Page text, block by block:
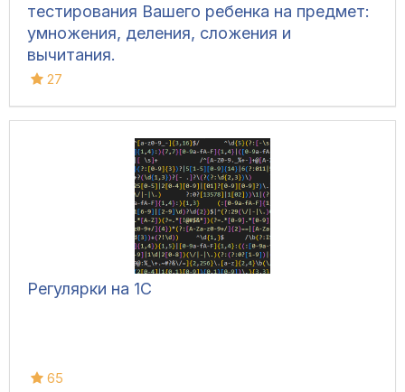
тестирования Вашего ребенка на предмет:
умножения, деления, сложения и
вычитания.
27
Регулярки на 1С
65